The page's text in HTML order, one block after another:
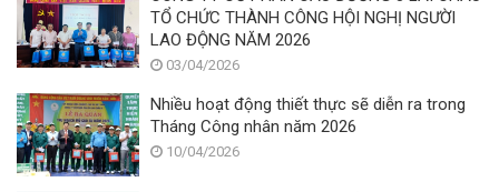
TỔ CHỨC THÀNH CÔNG HỘI NGHỊ NGƯỜI
LAO ĐỘNG NĂM 2026
03/04/2026
Nhiều hoạt động thiết thực sẽ diễn ra trong
Tháng Công nhân năm 2026
10/04/2026